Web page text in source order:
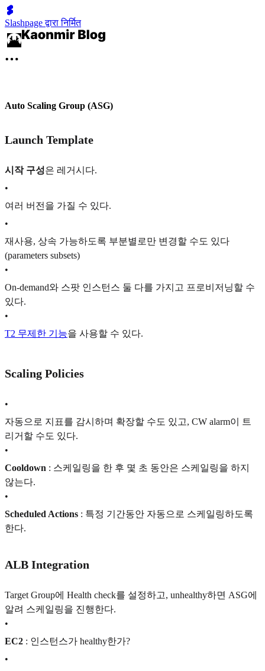
Slashpage द्वारा निर्मित
Auto Scaling Group (ASG)
Launch Template
시작 구성은 레거시다.
•
여러 버전을 가질 수 있다.
•
재사용, 상속 가능하도록 부분별로만 변경할 수도 있다
(parameters subsets)
•
On-demand와 스팟 인스턴스 둘 다를 가지고 프로비저닝할 수
있다.
•
T2 무제한 기능을 사용할 수 있다.
Scaling Policies
•
자동으로 지표를 감시하며 확장할 수도 있고, CW alarm이 트
리거할 수도 있다.
•
Cooldown : 스케일링을 한 후 몇 초 동안은 스케일링을 하지
않는다.
•
Scheduled Actions : 특정 기간동안 자동으로 스케일링하도록
한다.
ALB Integration
Target Group에 Health check를 설정하고, unhealthy하면 ASG에
알려 스케일링을 진행한다.
•
EC2 : 인스턴스가 healthy한가?
•